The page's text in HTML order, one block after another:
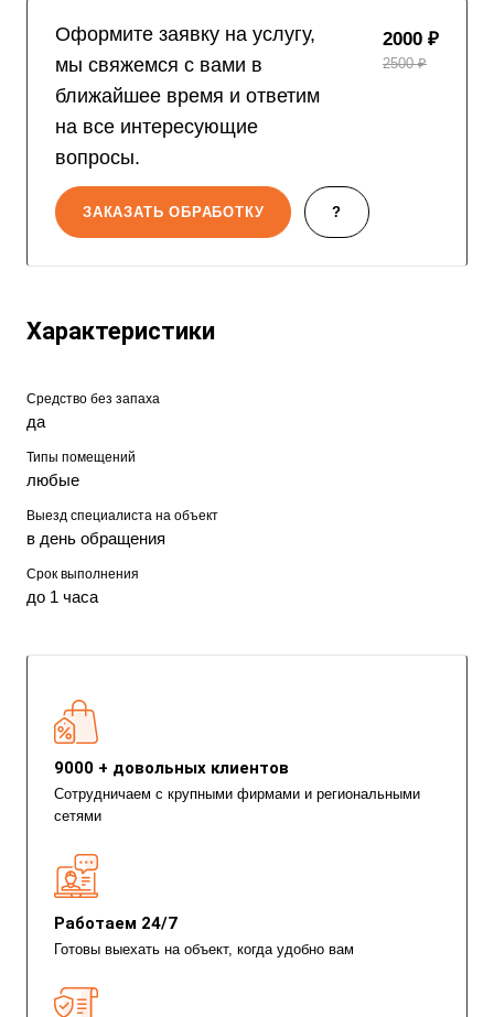
Оформите заявку на услугу,
мы свяжемся с вами в
ближайшее время и ответим
на все интересующие
вопросы.
2000 ₽
2500 ₽
ЗАКАЗАТЬ ОБРАБОТКУ ?
Характеристики
Средство без запаха
да
Типы помещений
любые
Выезд специалиста на объект
в день обращения
Срок выполнения
до 1 часа
9000 + довольных клиентов
Сотрудничаем с крупными фирмами и региональными
сетями
Работаем 24/7
Готовы выехать на объект, когда удобно вам